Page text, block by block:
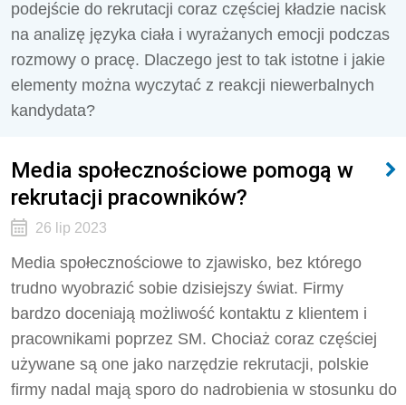
podejście do rekrutacji coraz częściej kładzie nacisk
na analizę języka ciała i wyrażanych emocji podczas
rozmowy o pracę. Dlaczego jest to tak istotne i jakie
elementy można wyczytać z reakcji niewerbalnych
kandydata?
Media społecznościowe pomogą w
rekrutacji pracowników?
26 lip 2023
Media społecznościowe to zjawisko, bez którego
trudno wyobrazić sobie dzisiejszy świat. Firmy
bardzo doceniają możliwość kontaktu z klientem i
pracownikami poprzez SM. Chociaż coraz częściej
używane są one jako narzędzie rekrutacji, polskie
firmy nadal mają sporo do nadrobienia w stosunku do